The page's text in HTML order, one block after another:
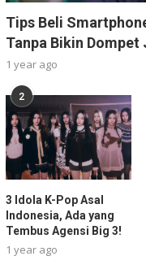
Tips Beli
Tanpa Bikin Dompet
1 year ago
2
3 Idola K-Pop Asal
Indonesia, Ada yang
Tembus Agensi Big 3!
1 year ago